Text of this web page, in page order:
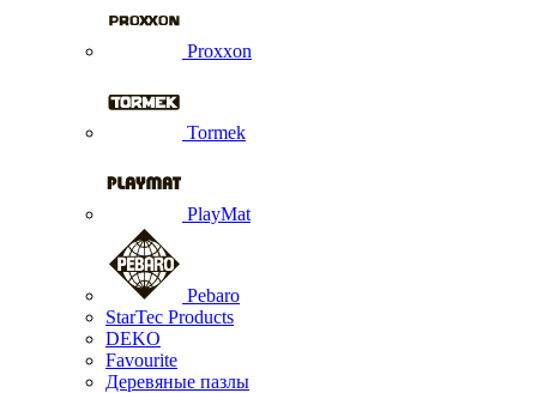
Proxxon
Tormek
PlayMat
Pebaro
StarTec Products
DEKO
Favourite
Деревяные пазлы